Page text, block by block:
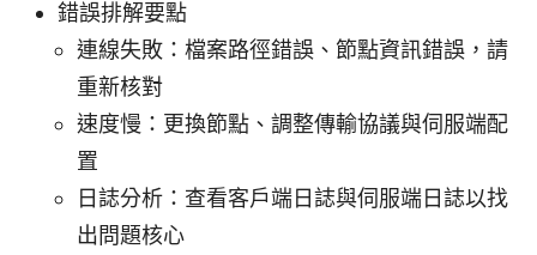
錯誤排解要點
連線失敗：檔案路徑錯誤、節點資訊錯誤，請
重新核對
速度慢：更換節點、調整傳輸協議與伺服端配
置
日誌分析：查看客戶端日誌與伺服端日誌以找
出問題核心